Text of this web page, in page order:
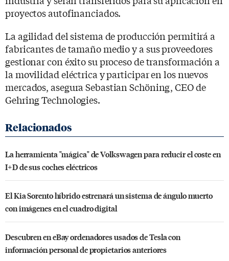
proyectos autofinanciados.
La agilidad del sistema de producción permitirá a
fabricantes de tamaño medio y a sus proveedores
gestionar con éxito su proceso de transformación a
la movilidad eléctrica y participar en los nuevos
mercados, asegura Sebastian Schöning, CEO de
Gehring Technologies.
La herramienta "mágica" de Volkswagen para reducir el coste en
I+D de sus coches eléctricos
El Kia Sorento híbrido estrenará un sistema de ángulo muerto
con imágenes en el cuadro digital
Descubren en eBay ordenadores usados de Tesla con
información personal de propietarios anteriores